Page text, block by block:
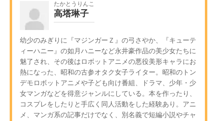
たかとうりんこ
高塔琳子
幼少のみぎりに『マジンガーＺ』の弓さやか、『キューテ
ィーハニー』の如月ハニーなど永井豪作品の美少女たちに
魅了され、その後はロボットアニメの悪役美形キャラにお
熱になった、昭和の古参オタク女子ライター。昭和のトン
デモロボットアニメや子ども向け番組、ドラマ、少年・少
女マンガなどを得意ジャンルにしている。本を作ったり、
コスプレをしたりと手広く同人活動をした経験あり。アニ
メ、マンガ系の記事だけでなく、別名義で短編小説やチャ